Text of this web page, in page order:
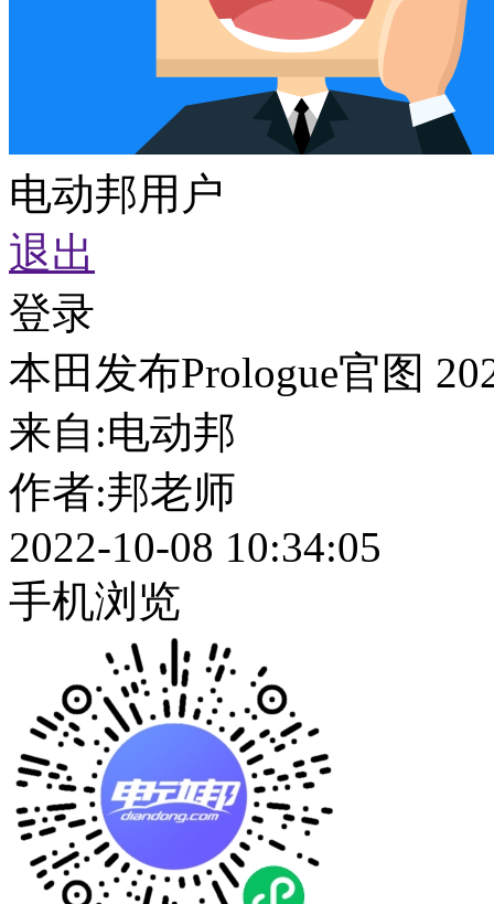
电动邦用户
退出
登录
本田发布Prologue官图
来自:电动邦
作者:邦老师
2022-10-08 10:34:05
手机浏览